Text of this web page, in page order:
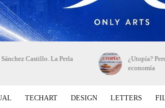
Castillo. La Perla
¿Utopía?
economía
TECHART DESIGN LETTERS